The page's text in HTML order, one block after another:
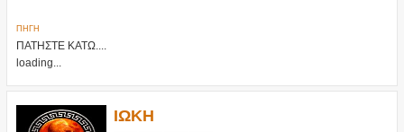
ΠΗΓΗ
ΠΑΤΗΣΤΕ ΚΑΤΩ....
loading...
ΙΩΚΗ